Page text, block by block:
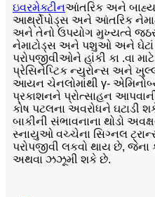
ઇવરમેક્ટીનઆંતરિક અને બાહ્ય
આર્થ્રોપોડ્સ અને આંતરિક
અને તેનો ઉપયોગ મુખ્યત્વે
નેમાટોડ્સ અને પશુઓ અને ઘેટાં
પરોપજીવીઓને હાંકી કા .વા
પ્રેસિનેપ્ટિક ન્યુરોન્સ અને
આયન ચેનલોમાંથી γ-
પ્રકાશનને પ્રોત્સાહન
કોષ પટલના અવરોધને ઘટાડી
બાકીની સંભાવનાના થોડો
સ્નાયુઓ વચ્ચેના સિગ્નલ
પરોપજીવી લકવો થાય છે, જેના
અથવા ઝઝૂમી શકે છે.